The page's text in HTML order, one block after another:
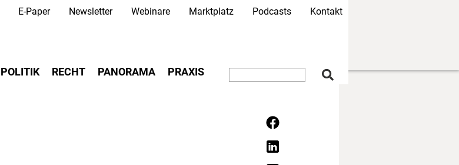
Direkt
Secondary Navigation
E-Paper Newsletter Webinare Marktplatz Podcasts Kontakt
Main navigation
POLITIK RECHT PANORAMA PRAXIS